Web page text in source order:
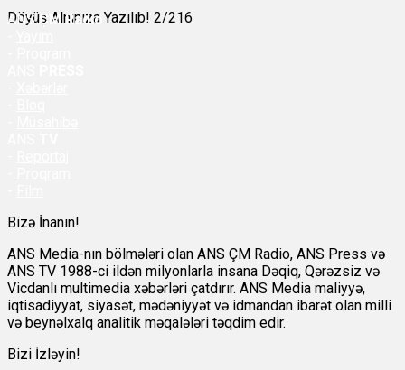
Döyüş Alnınıza Yazılıb! 2/216
ANSÇM Radio
Bizə İnanın!
ANS Media-nın bölmələri olan ANS ÇM Radio, ANS Press və
ANS TV 1988-ci ildən milyonlarla insana Dəqiq, Qərəzsiz və
Vicdanlı multimedia xəbərləri çatdırır. ANS Media maliyyə,
iqtisadiyyat, siyasət, mədəniyyət və idmandan ibarət olan milli
və beynəlxalq analitik məqalələri təqdim edir.
Bizi İzləyin!